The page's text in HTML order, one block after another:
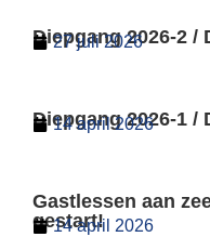
Diepgang 2026-2 /
27 juli 2026
Diepgang 2026-1 /
14 april 2026
Gastlessen aan
gestart!
14 april 2026